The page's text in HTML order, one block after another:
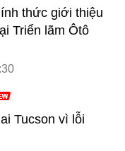
thức giới thiệu
Triển lãm Ôtô
Tucson vì lỗi